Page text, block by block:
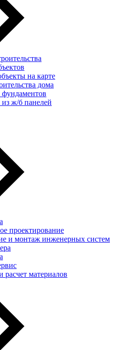
на карте
дома
фундаментов
из ж/б панелей
проектирование
и монтаж инженерных систем
расчет материалов